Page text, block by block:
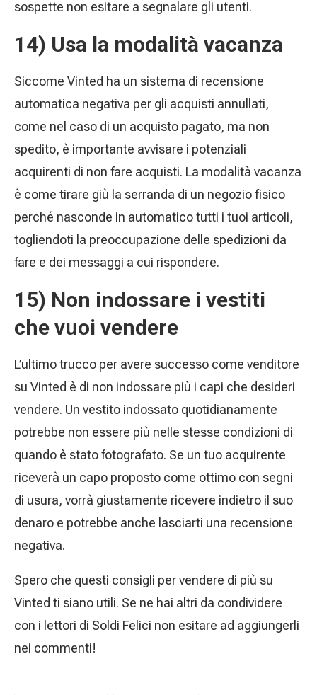
sospette non esitare a segnalare gli utenti.
14) Usa la modalità vacanza
Siccome Vinted ha un sistema di recensione
automatica negativa per gli acquisti annullati,
come nel caso di un acquisto pagato, ma non
spedito, è importante avvisare i potenziali
acquirenti di non fare acquisti. La modalità vacanza
è come tirare giù la serranda di un negozio fisico
perché nasconde in automatico tutti i tuoi articoli,
togliendoti la preoccupazione delle spedizioni da
fare e dei messaggi a cui rispondere.
15) Non indossare i vestiti
che vuoi vendere
L’ultimo trucco per avere successo come venditore
su Vinted è di non indossare più i capi che desideri
vendere. Un vestito indossato quotidianamente
potrebbe non essere più nelle stesse condizioni di
quando è stato fotografato. Se un tuo acquirente
riceverà un capo proposto come ottimo con segni
di usura, vorrà giustamente ricevere indietro il suo
denaro e potrebbe anche lasciarti una recensione
negativa.
Spero che questi consigli per vendere di più su
Vinted ti siano utili. Se ne hai altri da condividere
con i lettori di Soldi Felici non esitare ad aggiungerli
nei commenti!